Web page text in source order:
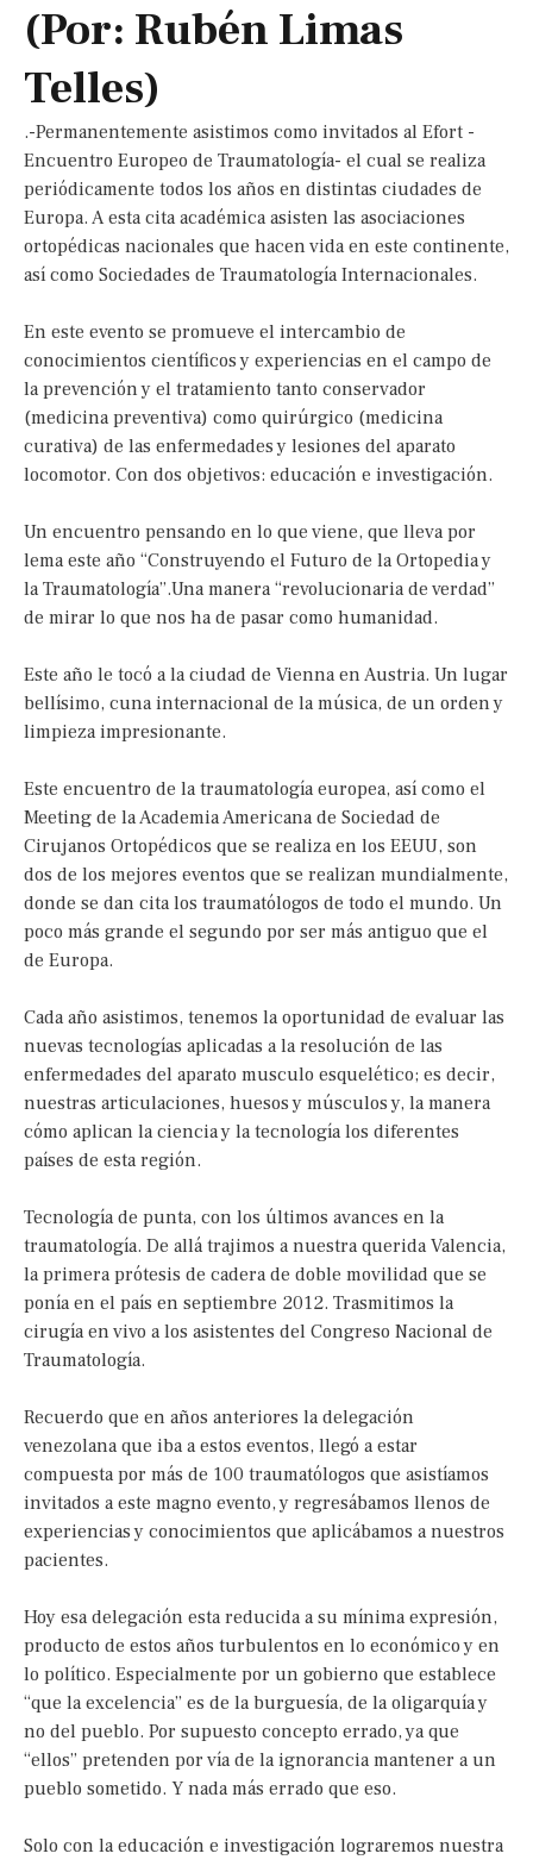
(Por: Rubén Limas
Telles)
.-Permanentemente asistimos como invitados al Efort -
Encuentro Europeo de Traumatología- el cual se realiza
periódicamente todos los años en distintas ciudades de
Europa. A esta cita académica asisten las asociaciones
ortopédicas nacionales que hacen vida en este continente,
así como Sociedades de Traumatología Internacionales.
En este evento se promueve el intercambio de
conocimientos científicos y experiencias en el campo de
la prevención y el tratamiento tanto conservador
(medicina preventiva) como quirúrgico (medicina
curativa) de las enfermedades y lesiones del aparato
locomotor. Con dos objetivos: educación e investigación.
Un encuentro pensando en lo que viene, que lleva por
lema este año “Construyendo el Futuro de la Ortopedia y
la Traumatología”.Una manera “revolucionaria de verdad”
de mirar lo que nos ha de pasar como humanidad.
Este año le tocó a la ciudad de Vienna en Austria. Un lugar
bellísimo, cuna internacional de la música, de un orden y
limpieza impresionante.
Este encuentro de la traumatología europea, así como el
Meeting de la Academia Americana de Sociedad de
Cirujanos Ortopédicos que se realiza en los EEUU, son
dos de los mejores eventos que se realizan mundialmente,
donde se dan cita los traumatólogos de todo el mundo. Un
poco más grande el segundo por ser más antiguo que el
de Europa.
Cada año asistimos, tenemos la oportunidad de evaluar las
nuevas tecnologías aplicadas a la resolución de las
enfermedades del aparato musculo esquelético; es decir,
nuestras articulaciones, huesos y músculos y, la manera
cómo aplican la ciencia y la tecnología los diferentes
países de esta región.
Tecnología de punta, con los últimos avances en la
traumatología. De allá trajimos a nuestra querida Valencia,
la primera prótesis de cadera de doble movilidad que se
ponía en el país en septiembre 2012. Trasmitimos la
cirugía en vivo a los asistentes del Congreso Nacional de
Traumatología.
Recuerdo que en años anteriores la delegación
venezolana que iba a estos eventos, llegó a estar
compuesta por más de 100 traumatólogos que asistíamos
invitados a este magno evento, y regresábamos llenos de
experiencias y conocimientos que aplicábamos a nuestros
pacientes.
Hoy esa delegación esta reducida a su mínima expresión,
producto de estos años turbulentos en lo económico y en
lo político. Especialmente por un gobierno que establece
“que la excelencia” es de la burguesía, de la oligarquía y
no del pueblo. Por supuesto concepto errado, ya que
“ellos” pretenden por vía de la ignorancia mantener a un
pueblo sometido. Y nada más errado que eso.
Solo con la educación e investigación lograremos nuestra